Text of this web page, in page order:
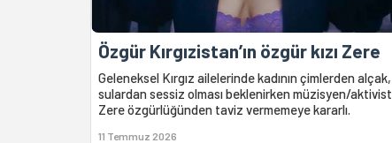
Özgür Kırgızistan’ın özgür kızı Zere
Geleneksel Kırgız ailelerinde kadının çimlerden alçak,
sulardan sessiz olması beklenirken müzisyen/aktivist
Zere özgürlüğünden taviz vermemeye kararlı.
11 Temmuz 2026